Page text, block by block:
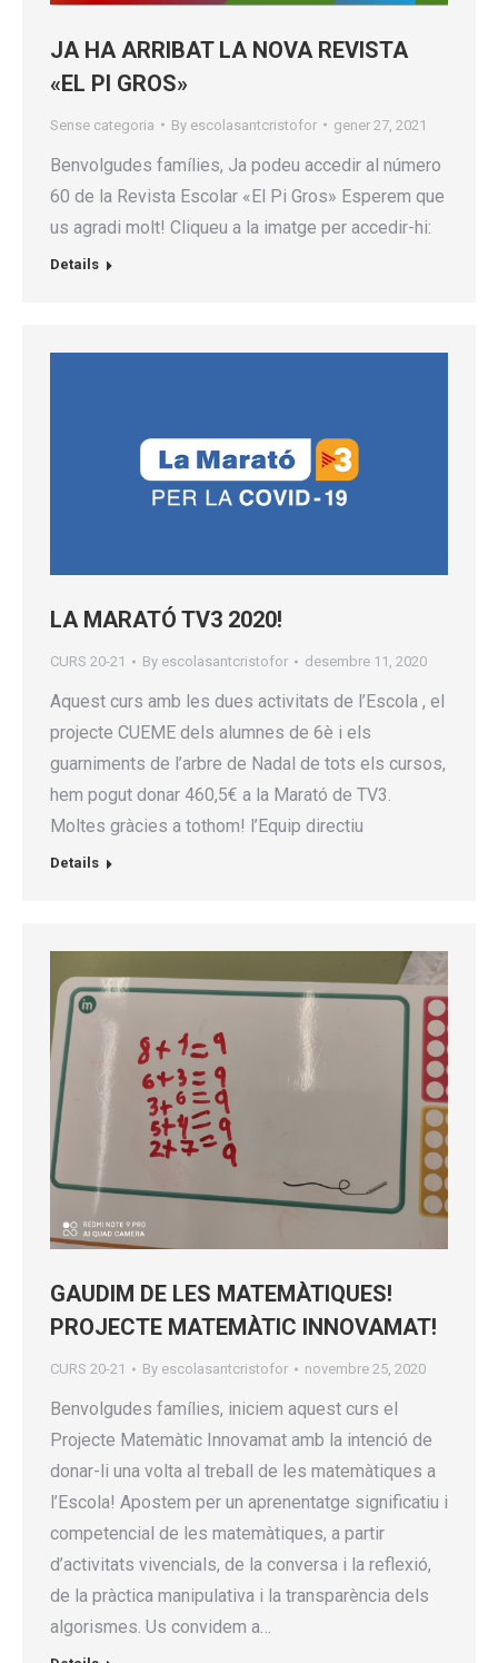
JA HA ARRIBAT LA NOVA REVISTA
«EL PI GROS»
Sense categoria By escolasantcristofor gener 27, 2021
Benvolgudes famílies, Ja podeu accedir al número
60 de la Revista Escolar «El Pi Gros» Esperem que
us agradi molt! Cliqueu a la imatge per accedir-hi:
Details
LA MARATÓ TV3 2020!
CURS 20-21 By escolasantcristofor desembre 11, 2020
Aquest curs amb les dues activitats de l’Escola , el
projecte CUEME dels alumnes de 6è i els
guarniments de l’arbre de Nadal de tots els cursos,
hem pogut donar 460,5€ a la Marató de TV3.
Moltes gràcies a tothom! l’Equip directiu
Details
GAUDIM DE LES MATEMÀTIQUES!
PROJECTE MATEMÀTIC INNOVAMAT!
CURS 20-21 By escolasantcristofor novembre 25, 2020
Benvolgudes famílies, iniciem aquest curs el
Projecte Matemàtic Innovamat amb la intenció de
donar-li una volta al treball de les matemàtiques a
l’Escola! Apostem per un aprenentatge significatiu i
competencial de les matemàtiques, a partir
d’activitats vivencials, de la conversa i la reflexió,
de la pràctica manipulativa i la transparència dels
algorismes. Us convidem a…